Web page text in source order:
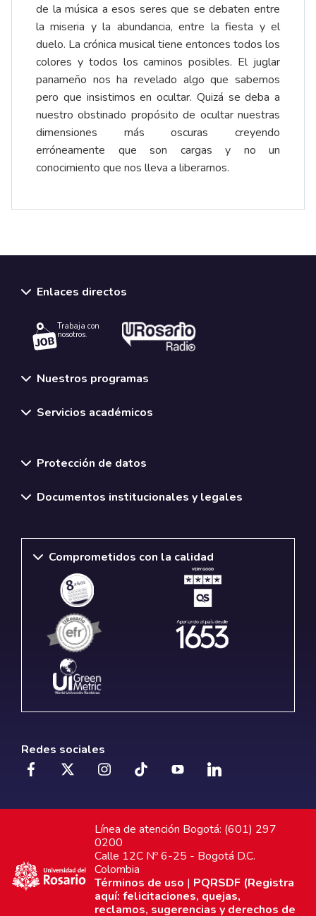
de la música a esos seres que se debaten entre
la miseria y la abundancia, entre la fiesta y el
duelo. La crónica musical tiene entonces todos los
colores y todos los caminos posibles. El juglar
panameño nos ha revelado algo que sabemos
pero que insistimos en ocultar. Quizá se deba a
nuestro obstinado propósito de ocultar nuestras
dimensiones más oscuras creyendo
erróneamente que son cargas y no un
conocimiento que nos lleva a liberarnos.
Enlaces directos
Trabaja con
nosotros.
Nuestros programas
Servicios académicos
Protección de datos
Documentos institucionales y legales
Comprometidos con la calidad
Redes sociales
Línea de atención Bogotá: (601) 297
0200
Calle 12C Nº 6-25 - Bogotá D.C.
Colombia
Términos de uso | PQRSDF (Registra
aquí: felicitaciones, quejas,
reclamos, sugerencias y derechos de